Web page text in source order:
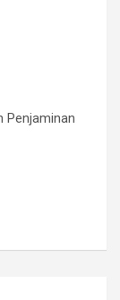
Penjaminan